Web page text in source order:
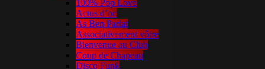
100% Pop Love
Actus d’oc
As Ben Parlat
Associativement vôtre
Bienvenue au Club
Coup de Chapeau
Disco Funk